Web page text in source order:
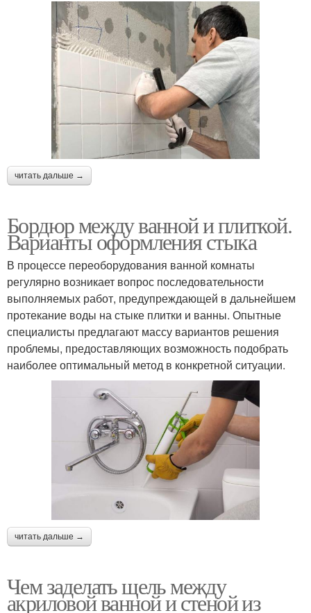
читать дальше →
Бордюр между ванной и плиткой.
Варианты оформления стыка
В процессе переоборудования ванной комнаты
регулярно возникает вопрос последовательности
выполняемых работ, предупреждающей в дальнейшем
протекание воды на стыке плитки и ванны. Опытные
специалисты предлагают массу вариантов решения
проблемы, предоставляющих возможность подобрать
наиболее оптимальный метод в конкретной ситуации.
читать дальше →
Чем заделать щель между
акриловой ванной и стеной из